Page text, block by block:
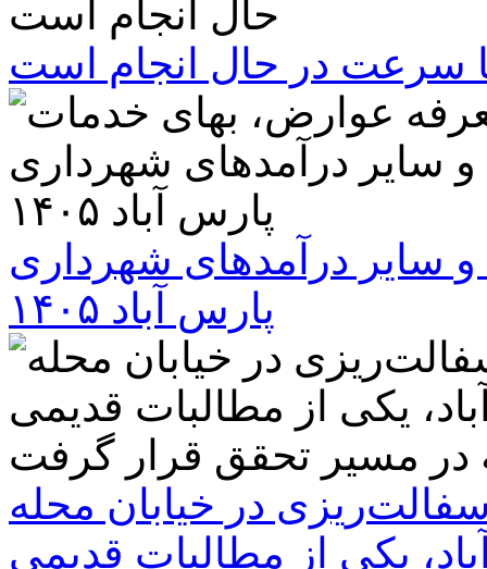
سرعت در حال انجام است
سایر درآمدهای شهرداری
پارس آباد ۱۴۰۵
در خیابان محله
یکی از مطالبات قدیمی